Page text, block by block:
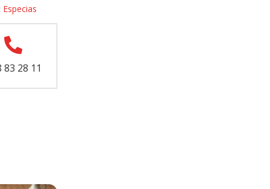
Especias

83 28 11